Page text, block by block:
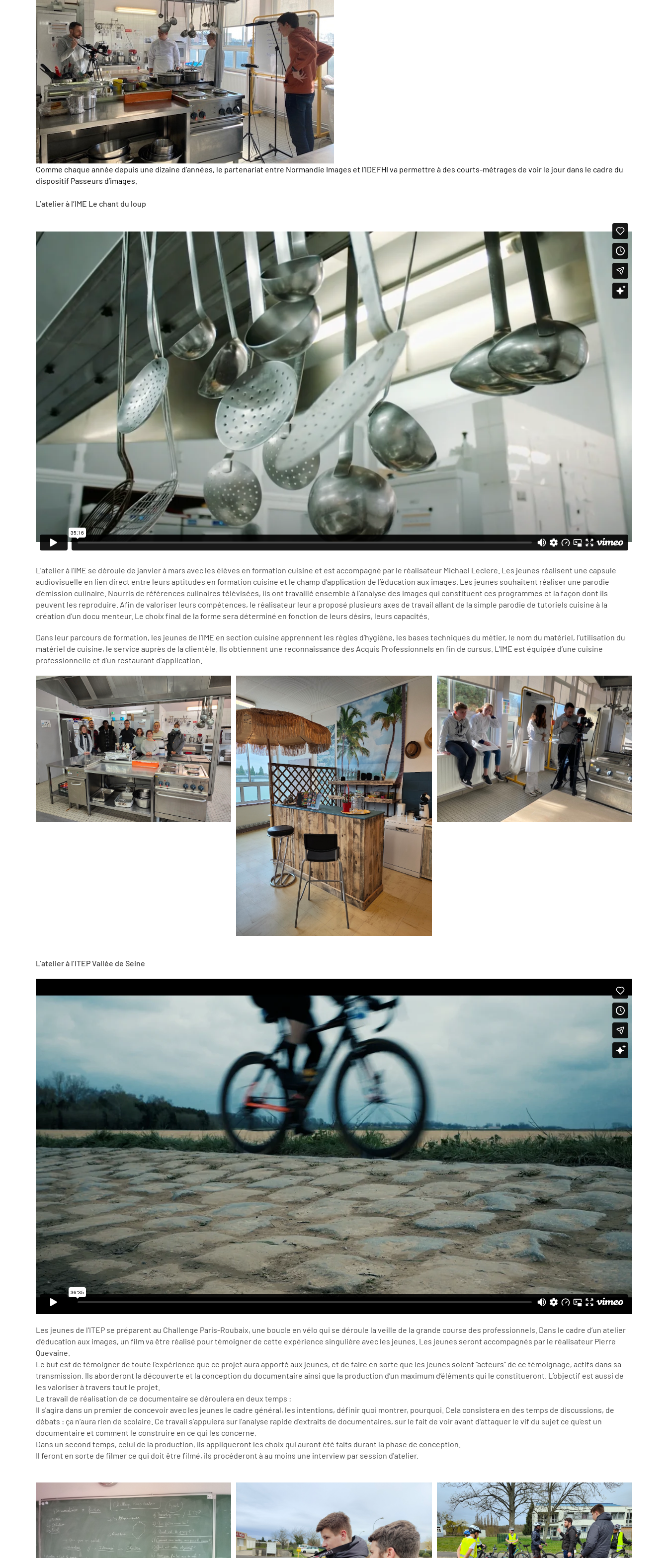
Comme chaque année depuis une dizaine d’années, le partenariat entre Normandie Images et l’IDEFHI va permettre à des courts-métrages de voir le jour dans le cadre du
dispositif Passeurs d’images.
L’atelier à l’IME Le chant du loup
L’atelier à l’IME se déroule de janvier à mars avec les élèves en formation cuisine et est accompagné par le réalisateur Michael Leclere. Les jeunes réalisent une capsule
audiovisuelle en lien direct entre leurs aptitudes en formation cuisine et le champ d’application de l’éducation aux images. Les jeunes souhaitent réaliser une parodie
d’émission culinaire. Nourris de références culinaires télévisées, ils ont travaillé ensemble à l’analyse des images qui constituent ces programmes et la façon dont ils
peuvent les reproduire. Afin de valoriser leurs compétences, le réalisateur leur a proposé plusieurs axes de travail allant de la simple parodie de tutoriels cuisine à la
création d’un docu menteur. Le choix final de la forme sera déterminé en fonction de leurs désirs, leurs capacités.
Dans leur parcours de formation, les jeunes de l’IME en section cuisine apprennent les règles d’hygiène, les bases techniques du métier, le nom du matériel, l’utilisation du
matériel de cuisine, le service auprès de la clientèle. Ils obtiennent une reconnaissance des Acquis Professionnels en fin de cursus. L’IME est équipée d’une cuisine
professionnelle et d’un restaurant d’application.
L’atelier à l’ITEP Vallée de Seine
Les jeunes de l’ITEP se préparent au Challenge Paris-Roubaix, une boucle en vélo qui se déroule la veille de la grande course des professionnels. Dans le cadre d’un atelier
d’éducation aux images, un film va être réalisé pour témoigner de cette expérience singulière avec les jeunes. Les jeunes seront accompagnés par le réalisateur Pierre
Quevaine.
Le but est de témoigner de toute l’expérience que ce projet aura apporté aux jeunes, et de faire en sorte que les jeunes soient “acteurs” de ce témoignage, actifs dans sa
transmission. Ils aborderont la découverte et la conception du documentaire ainsi que la production d’un maximum d’éléments qui le constitueront. L’objectif est aussi de
les valoriser à travers tout le projet.
Le travail de réalisation de ce documentaire se déroulera en deux temps :
Il s'agira dans un premier de concevoir avec les jeunes le cadre général, les intentions, définir quoi montrer, pourquoi. Cela consistera en des temps de discussions, de
débats : ça n’aura rien de scolaire. Ce travail s’appuiera sur l'analyse rapide d'extraits de documentaires, sur le fait de voir avant d'attaquer le vif du sujet ce qu'est un
documentaire et comment le construire en ce qui les concerne.
Dans un second temps, celui de la production, ils appliqueront les choix qui auront été faits durant la phase de conception.
Il feront en sorte de filmer ce qui doit être filmé, ils procéderont à au moins une interview par session d'atelier.